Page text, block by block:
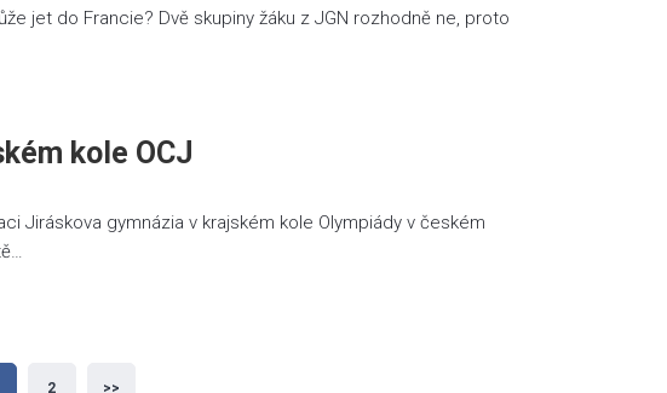
jet do Francie? Dvě skupiny žáku z JGN rozhodně ne, proto
kole OCJ
Jiráskova gymnázia v krajském kole Olympiády v českém
2 >>